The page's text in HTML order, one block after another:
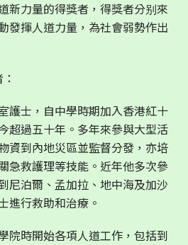
新力量的得獎者，得獎者分别來
發揮人道力量，為社會弱勢作出
護士，自中學時期加入香港紅十
超過五十年。多年來參與大型活
資到內地災區並監督分發，亦培
急救護理等技能。近年他多次參
尼泊爾、孟加拉、地中海及加沙
進行救助和治療。
院時開始各項人道工作，包括到